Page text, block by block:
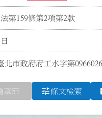
第159條第2項第2款
北市政府府工水字第
章節 tune條文檢索